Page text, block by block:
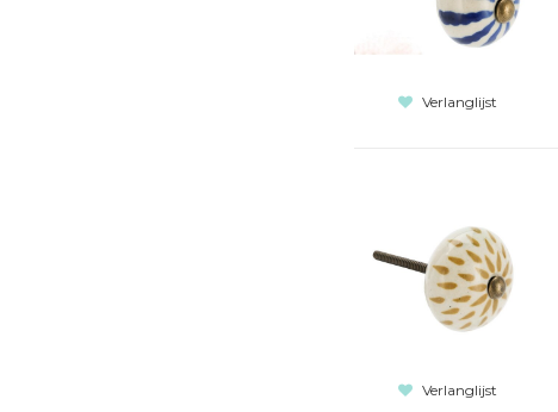
Verlanglijst
Verlanglijst